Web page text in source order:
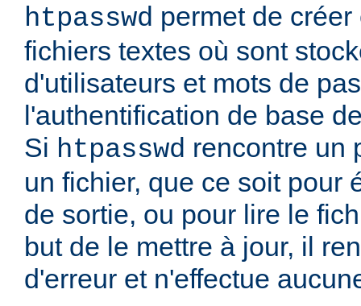
htpasswd permet de
fichiers textes où sont
d'utilisateurs et mots de
l'authentification de base
Si htpasswd rencontre un
un fichier, que ce soit pour
de sortie, ou pour lire le
but de le mettre à jour, il
d'erreur et n'effectue